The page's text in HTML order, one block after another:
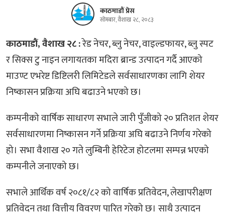
काठमाडौं प्रेस
सोमबार, वैशाख २८, २०८३
काठमाडौं, वैशाख २८ :रेड नेचर, ब्लु नेचर, वाइल्डफायर, ब्लु स्पट
र सिक्स टु नाइन लगायतका मदिरा ब्रान्ड उत्पादन गर्दै आएको
माउण्ट एभरेष्ट डिष्टिलरी लिमिटेडले सर्वसाधारणका लागि शेयर
निष्कासन प्रक्रिया अघि बढाउने भएको छ।
कम्पनीको वार्षिक साधारण सभाले जारी पुँजीको २० प्रतिशत शेयर
सर्वसाधारणमा निष्कासन गर्ने प्रक्रिया अघि बढाउने निर्णय गरेको
हो। सभा वैशाख २० गते लुम्बिनी हेरिटेज होटलमा सम्पन्न भएको
कम्पनीले जनाएको छ।
सभाले आर्थिक वर्ष २०८१/८२ को वार्षिक प्रतिवेदन, लेखापरीक्षण
प्रतिवेदन तथा वित्तीय विवरण पारित गरेको छ। साथै उत्पादन